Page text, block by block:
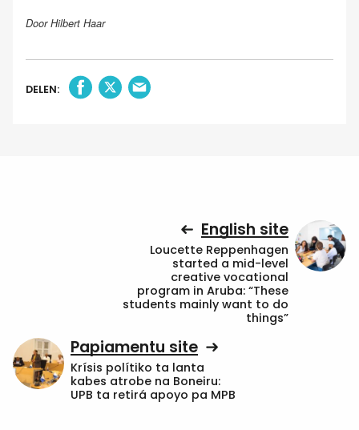
Door Hilbert Haar
DELEN:
English site
Loucette Reppenhagen
started a mid-level
creative vocational
program in Aruba: “These
students mainly want to do
things”
Papiamentu site
Krísis polítiko ta lanta
kabes atrobe na Boneiru:
UPB ta retirá apoyo pa MPB